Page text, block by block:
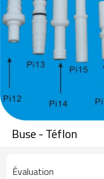
Buse - Téflon
Évaluation